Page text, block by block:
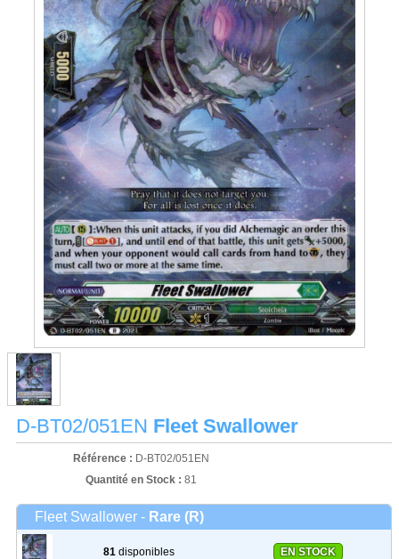
D-BT02/051EN Fleet Swallower
Référence : D-BT02/051EN
Quantité en Stock : 81
Fleet Swallower - Rare (R)
81 disponibles EN STOCK